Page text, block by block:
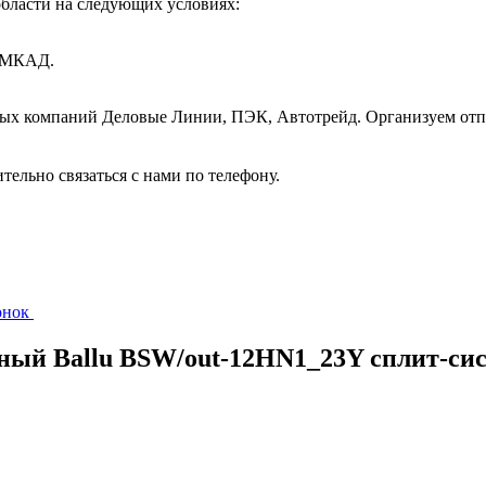
МКАД.
компаний Деловые Линии, ПЭК, Автотрейд. Организуем
связаться с нами по телефону.
Ballu BSW/out-12HN1_23Y сплит-